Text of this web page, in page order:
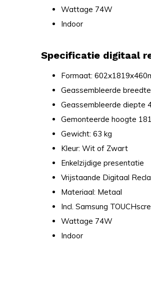
Wattage 74W
Indoor
Specificatie digitaal
Formaat:
Geassembleerde
Geassembleerde diepte
Gemonteerde hoogte
Gewicht: 63 kg
Kleur: Wit of Zwart
Enkelzijdige presentatie
Vrijstaande Digitaal
Materiaal: Metaal
Incl. Samsung
Wattage 74W
Indoor